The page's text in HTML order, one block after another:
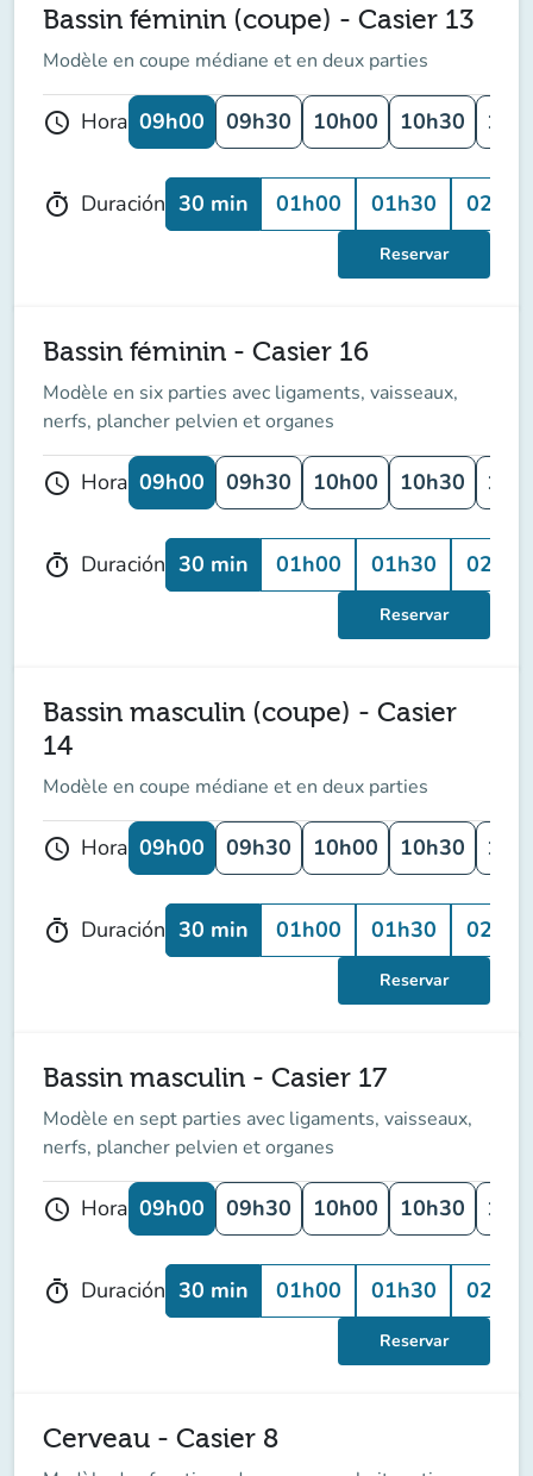
Bassin féminin (coupe) - Casier 13
Modèle en coupe médiane et en deux parties
schedule Hora 09h00 09h30 10h00 10h30
timer Duración 30 min 01h00 01h30 02h00
Reservar
Bassin féminin - Casier 16
Modèle en six parties avec ligaments, vaisseaux,
nerfs, plancher pelvien et organes
schedule Hora 09h00 09h30 10h00 10h30
timer Duración 30 min 01h00 01h30 02h00
Reservar
Bassin masculin (coupe) - Casier
14
Modèle en coupe médiane et en deux parties
schedule Hora 09h00 09h30 10h00 10h30
timer Duración 30 min 01h00 01h30 02h00
Reservar
Bassin masculin - Casier 17
Modèle en sept parties avec ligaments, vaisseaux,
nerfs, plancher pelvien et organes
schedule Hora 09h00 09h30 10h00 10h30
timer Duración 30 min 01h00 01h30 02h00
Reservar
Cerveau - Casier 8